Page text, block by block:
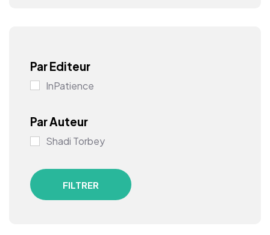
Par Editeur
InPatience
Par Auteur
Shadi Torbey
FILTRER